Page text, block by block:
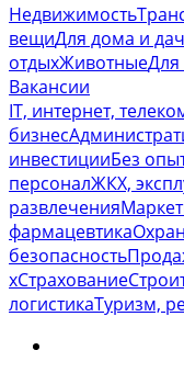
Недвижимость
вещиДля дома и
отдыхЖивотныеДля
Вакансии
IT, интернет,
бизнес
инвестицииБез
персоналЖКХ,
развлечения
фармацевтика
безопасность
хСтрахование
логистикаТуризм,